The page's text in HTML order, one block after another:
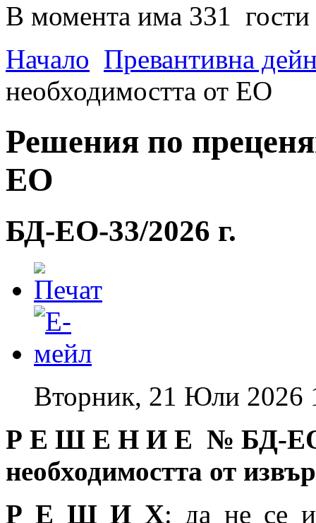
В момента има 331 гости
Начало Превантивна
необходимостта от ЕО
Решения по
ЕО
БД-EO-33/2026 г.
Вторник, 21 Юли 2026
Р Е Ш Е Н И Е № БД-
необходимостта от
Р Е Ш И Х: да не се